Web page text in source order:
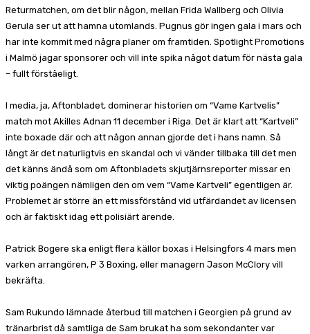
Returmatchen, om det blir någon, mellan Frida Wallberg och Olivia
Gerula ser ut att hamna utomlands. Pugnus gör ingen gala i mars och
har inte kommit med några planer om framtiden. Spotlight Promotions
i Malmö jagar sponsorer och vill inte spika något datum för nästa gala
– fullt förståeligt.
I media, ja, Aftonbladet, dominerar historien om “Vame Kartvelis”
match mot Akilles Adnan 11 december i Riga. Det är klart att “Kartveli”
inte boxade där och att någon annan gjorde det i hans namn. Så
långt är det naturligtvis en skandal och vi vänder tillbaka till det men
det känns ändå som om Aftonbladets skjutjärnsreporter missar en
viktig poängen nämligen den om vem “Vame Kartveli” egentligen är.
Problemet är större än ett missförstånd vid utfärdandet av licensen
och är faktiskt idag ett polisiärt ärende.
Patrick Bogere ska enligt flera källor boxas i Helsingfors 4 mars men
varken arrangören, P 3 Boxing, eller managern Jason McClory vill
bekräfta.
Sam Rukundo lämnade återbud till matchen i Georgien på grund av
tränarbrist då samtliga de Sam brukat ha som sekondanter var